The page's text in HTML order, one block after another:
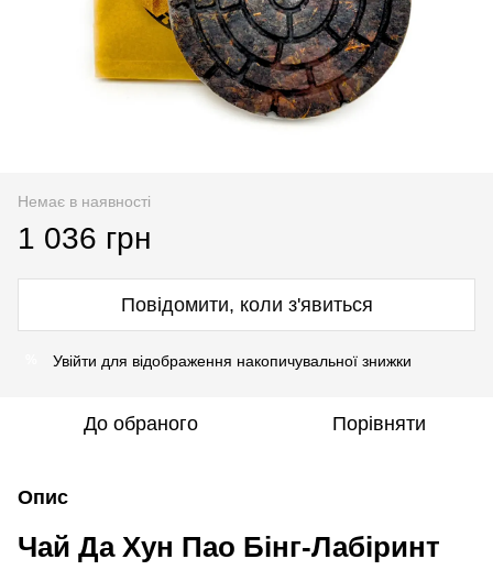
Немає в наявності
1 036 грн
Повідомити, коли з'явиться
Увійти для відображення накопичувальної знижки
До обраного Порівняти
Опис
Чай Да Хун Пао Бінг-Лабіринт